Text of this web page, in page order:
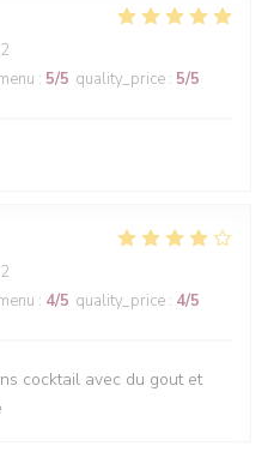
: 5/5 quality_price : 5/5
: 4/5 quality_price : 4/5
cocktail avec du gout et